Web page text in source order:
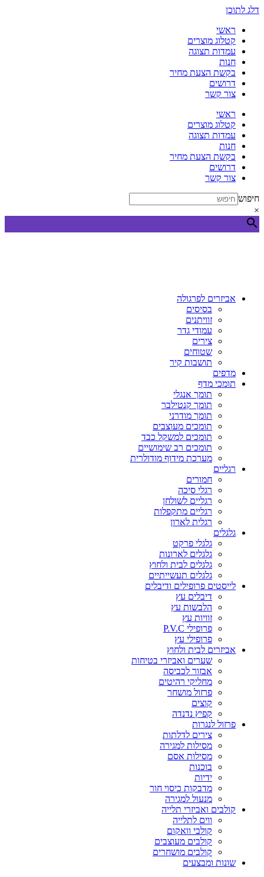
דלג לתוכן
ראשי
קטלוג מוצרים
עמדות תצוגה
חנות
בקשת הצעת מחיר
דרושים
צור קשר
ראשי
קטלוג מוצרים
עמדות תצוגה
חנות
בקשת הצעת מחיר
דרושים
צור קשר
חיפוש
×
אביזרים לפרגולה
בסיסים
זוויתנים
עמודי גדר
צירים
שטוחים
תושבות קיר
מדפים
תומכי מדף
תומך אנגלי
תומך קנטילבר
תומך מודרני
תומכים מעוצבים
תומכים למשקל כבד
תומכים רב שימושיים
מערכת מידוף מודולרית
רגליים
חמורים
רגלי סיכה
רגליים לשולחן
רגליים מתקפלות
רגלית לארון
גלגלים
גלגלי פרקט
גלגלים לארונות
גלגלים לבית ולחוץ
גלגלים תעשייתיים
לייסטים פרופילים ודיבלים
דיבלים עץ
הלבשות עץ
זוויות עץ
פרופילי P.V.C
פרופילי עץ
אביזרים לבית ולחוץ
שערים ואביזרי בטיחות
אבזור לכביסה
מחליקי רהיטים
פרזול מושחר
קוצים
קפיץ נדנדה
פרזול לנגרות
צירים לדלתות
מסילות למגירה
מסילות אסם
בוכנות
ידיות
מדבקות כיסוי חור
מנעול למגירה
קולבים ואביזרי תלייה
ווים לתלייה
קולבי וואקום
קולבים מעוצבים
קולבים מושחרים
שונות ומבצעים